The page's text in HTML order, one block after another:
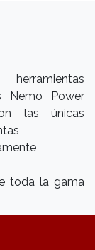
Nemo Power
las únicas
toda la gama